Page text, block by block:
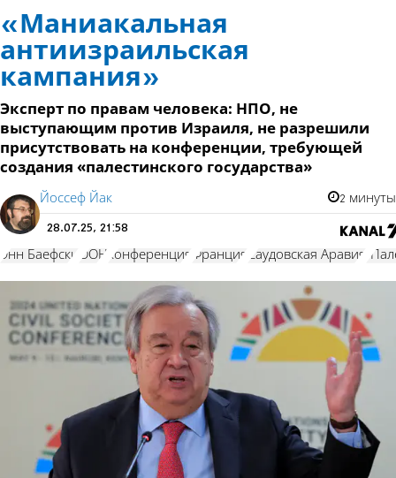
«Маниакальная
антиизраильская
кампания»
Эксперт по правам человека: НПО, не
выступающим против Израиля, не разрешили
присутствовать на конференции, требующей
создания «палестинского государства»
Йоссеф Йак 2 минуты
28.07.25, 21:58
Энн Баефски ООН конференция Франция Саудовская Аравия